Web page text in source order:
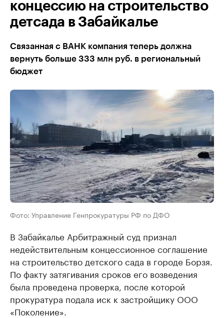
концессию на строительство
детсада в Забайкалье
Связанная с ВАНК компания теперь должна
вернуть больше 333 млн руб. в региональный
бюджет
Фото: Управление Генпрокуратуры РФ по ДФО
В Забайкалье Арбитражный суд признал
недействительным концессионное соглашение
на строительство детского сада в городе Борзя.
По факту затягивания сроков его возведения
была проведена проверка, после которой
прокуратура подала иск к застройщику ООО
«Поколение».